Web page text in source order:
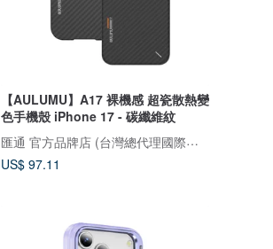
【AULUMU】A17 裸機感 超瓷散熱變
色手機殼 iPhone 17 - 碳纖維紋
匯通 官方品牌店 (台灣總代理國際公司貨)
US$ 97.11